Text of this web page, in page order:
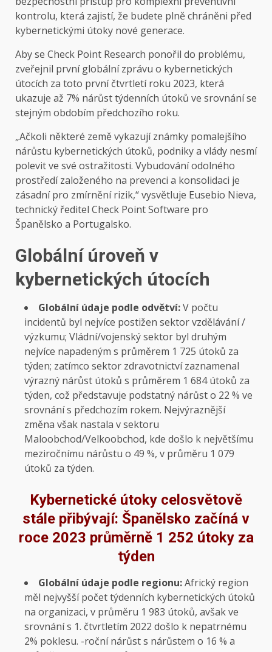
kontrolu, která zajistí, že budete plně chráněni před
kybernetickými útoky nové generace.
Aby se Check Point Research ponořil do problému,
zveřejnil první globální zprávu o kybernetických
útocích za toto první čtvrtletí roku 2023, která
ukazuje až 7% nárůst týdenních útoků ve srovnání se
stejným obdobím předchozího roku.
„Ačkoli některé země vykazují známky pomalejšího
nárůstu kybernetických útoků, podniky a vlády nesmí
polevit ve své ostražitosti. Vybudování odolného
prostředí založeného na prevenci a konsolidaci je
zásadní pro zmírnění rizik,“ vysvětluje Eusebio Nieva,
technický ředitel Check Point Software pro
Španělsko a Portugalsko.
Globální úroveň v
kybernetických útocích
Globální údaje podle odvětví:V počtu
incidentů byl nejvíce postižen sektor vzdělávání /
výzkumu; Vládní/vojenský sektor byl druhým
nejvíce napadeným s průměrem 1 725 útoků za
týden; zatímco sektor zdravotnictví zaznamenal
výrazný nárůst útoků s průměrem 1 684 útoků za
týden, což představuje podstatný nárůst o 22 % ve
srovnání s předchozím rokem. Nejvýraznější
změna však nastala v sektoru
Maloobchod/Velkoobchod, kde došlo k největšímu
meziročnímu nárůstu o 49 %, v průměru 1 079
útoků za týden.
Kybernetické útoky celosvětově
stále přibývají: Španělsko začíná v
roce 2023 průměrně 1 252 útoky za
týden
Globální údaje podle regionu:Africký region
měl nejvyšší počet týdenních kybernetických útoků
na organizaci, v průměru 1 983 útoků, avšak ve
srovnání s 1. čtvrtletím 2022 došlo k nepatrnému
2% poklesu. -roční nárůst s nárůstem o 16 % a